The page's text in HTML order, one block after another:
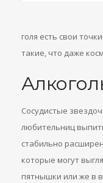
голя есть свои
такие, что даже
Сосудистые
любительниц
стабильно
которые могут
пятнышки или же в